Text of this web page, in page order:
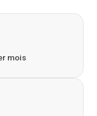
mois